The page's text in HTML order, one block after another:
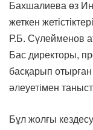
Бахшалиева өз
жеткен
Р.Б. Сүлейменов
Бас директоры,
басқарып отырған
әлеуетімен
Бұл жолғы